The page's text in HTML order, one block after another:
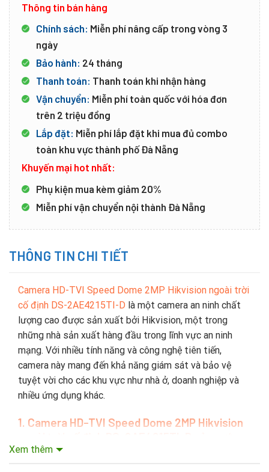
Thông tin bán hàng
Chính sách: Miễn phí nâng cấp trong vòng 3
ngày
Bảo hành: 24 tháng
Thanh toán: Thanh toán khi nhận hàng
Vận chuyển: Miễn phí toàn quốc với hóa đơn
trên 2 triệu đồng
Lắp đặt: Miễn phí lắp đặt khi mua đủ combo
toàn khu vực thành phố Đà Nẵng
Khuyến mại hot nhất:
Phụ kiện mua kèm giảm 20%
Miễn phí vận chuyển nội thành Đà Nẵng
THÔNG TIN CHI TIẾT
Camera HD-TVI Speed Dome 2MP Hikvision ngoài trời
cố định DS-2AE4215TI-D là một camera an ninh chất
lượng cao được sản xuất bởi Hikvision, một trong
những nhà sản xuất hàng đầu trong lĩnh vực an ninh
mạng. Với nhiều tính năng và công nghệ tiên tiến,
camera này mang đến khả năng giám sát và bảo vệ
tuyệt vời cho các khu vực như nhà ở, doanh nghiệp và
nhiều ứng dụng khác.
1. Camera HD-TVI Speed Dome 2MP Hikvision
nào?
Xem thêm